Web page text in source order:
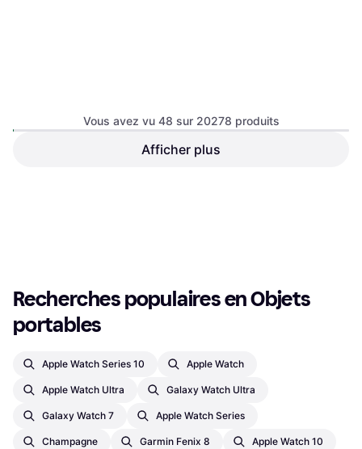
Samsung Galaxy Watch8
Huawei Watch D2 with
Fluoroelastomer Strap
Vous avez vu 48 sur 20278 produits
Afficher plus
Recherches populaires en Objets
portables
Apple Watch Series 10 Apple Watch
Apple Watch Ultra Galaxy Watch Ultra
Galaxy Watch 7 Apple Watch Series
Champagne Garmin Fenix 8 Apple Watch 10